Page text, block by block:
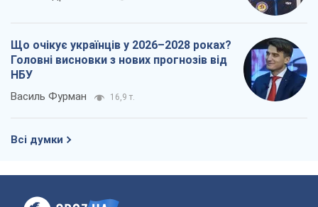
Що очікує українців у 2026–2028 роках?
Головні висновки з нових прогнозів від
НБУ
Василь Фурман 16,9 т.
Всі думки